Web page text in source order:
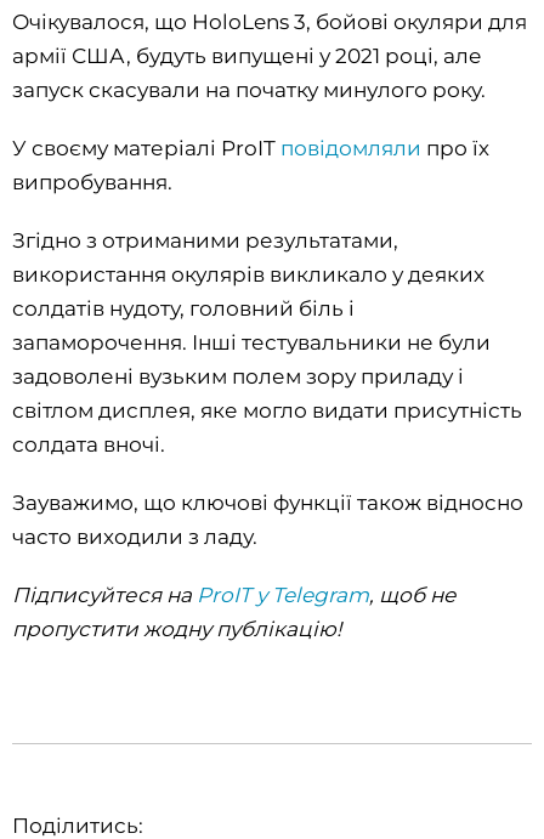
Очікувалося, що HoloLens 3, бойові окуляри для
армії США, будуть випущені у 2021 році, але
запуск скасували на початку минулого року.
У своєму матеріалі ProIT повідомляли про їх
випробування.
Згідно з отриманими результатами,
використання окулярів викликало у деяких
солдатів нудоту, головний біль і
запаморочення. Інші тестувальники не були
задоволені вузьким полем зору приладу і
світлом дисплея, яке могло видати присутність
солдата вночі.
Зауважимо, що ключові функції також відносно
часто виходили з ладу.
Підписуйтеся на ProIT у Telegram, щоб не
пропустити жодну публікацію!
Поділитись: